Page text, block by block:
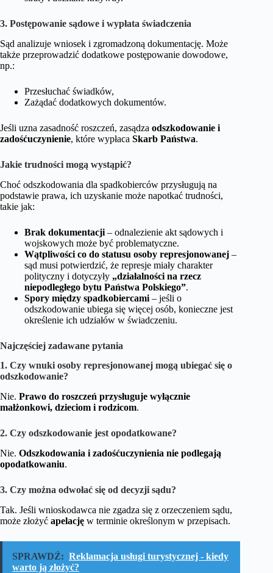
3. Postępowanie sądowe i wypłata świadczenia
Sąd analizuje wniosek i zgromadzoną dokumentację. Może
także przeprowadzić dodatkowe postępowanie dowodowe,
np.:
Przesłuchać świadków,
Zażądać dodatkowych dokumentów.
Jeśli uzna zasadność roszczeń, zasądza odszkodowanie i
zadośćuczynienie, które wypłaca Skarb Państwa.
Jakie trudności mogą wystąpić?
Choć odszkodowania dla spadkobierców przysługują na
podstawie prawa, ich uzyskanie może napotkać trudności,
takie jak:
Brak dokumentacji – odnalezienie akt sądowych i
wojskowych może być problematyczne.
Wątpliwości co do statusu osoby represjonowanej –
sąd musi potwierdzić, że represje miały charakter
polityczny i dotyczyły „działalności na rzecz
niepodległego bytu Państwa Polskiego”.
Spory między spadkobiercami – jeśli o
odszkodowanie ubiega się więcej osób, konieczne jest
określenie ich udziałów w świadczeniu.
Najczęściej zadawane pytania
1. Czy wnuki osoby represjonowanej mogą ubiegać się o
odszkodowanie?
Nie. Prawo do roszczeń przysługuje wyłącznie
małżonkowi, dzieciom i rodzicom.
2. Czy odszkodowanie jest opodatkowane?
Nie. Odszkodowania i zadośćuczynienia nie podlegają
opodatkowaniu.
3. Czy można odwołać się od decyzji sądu?
Tak. Jeśli wnioskodawca nie zgadza się z orzeczeniem sądu,
może złożyć apelację w terminie określonym w przepisach.
SPRAWDŹ: Reklamacja usługi turystycznej - kiedy
warto ją złożyć?